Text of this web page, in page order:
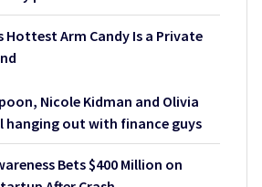
Hottest Arm Candy Is a Private
Nicole Kidman and Olivia
hanging out with finance guys
Bets $400 Million on